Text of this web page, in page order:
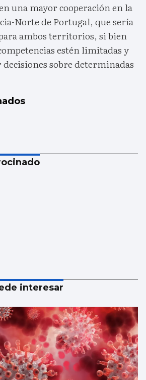
una mayor cooperación en la
Norte de Portugal, que sería
ambos territorios, si bien
estén limitadas y
sobre determinadas
interesar